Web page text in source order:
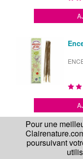
COUP DE COEUR
Pour une
poursuivant